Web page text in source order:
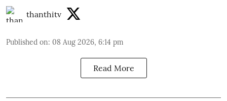
thanthitv
Published on: 08 Aug 2026, 6:14 pm
Read More